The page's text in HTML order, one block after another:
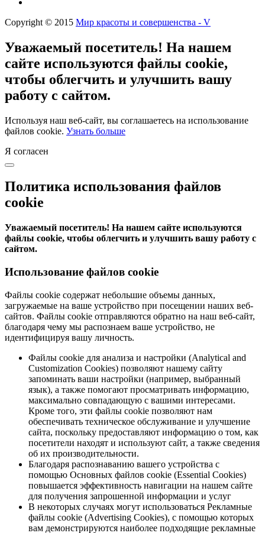
Copyright © 2015 Мир красоты и совершенства - V
Уважаемый посетитель! На нашем
сайте используются файлы cookie,
чтобы облегчить и улучшить вашу
работу с сайтом.
Используя наш веб-сайт, вы соглашаетесь на использование
файлов cookie. Узнать больше
Я согласен
Политика использования файлов
cookie
Уважаемый посетитель! На нашем сайте используются
файлы cookie, чтобы облегчить и улучшить вашу работу с
сайтом.
Использование файлов cookie
Файлы cookie содержат небольшие объемы данных,
загружаемые на ваше устройство при посещении наших веб-
сайтов. Файлы cookie отправляются обратно на наш веб-сайт,
благодаря чему мы распознаем ваше устройство, не
идентифицируя вашу личность.
Файлы cookie для анализа и настройки (Analytical and
Customization Cookies) позволяют нашему сайту
запоминать ваши настройки (например, выбранный
язык), а также помогают просматривать информацию,
максимально совпадающую с вашими интересами.
Кроме того, эти файлы cookie позволяют нам
обеспечивать техническое обслуживание и улучшение
сайта, поскольку предоставляют информацию о том, как
посетители находят и используют сайт, а также сведения
об их производительности.
Благодаря распознаванию вашего устройства с
помощью Основных файлов cookie (Essential Cookies)
повышается эффективность навигации на нашем сайте
для получения запрошенной информации и услуг
В некоторых случаях могут использоваться Рекламные
файлы cookie (Advertising Cookies), с помощью которых
вам демонстрируются наиболее подходящие рекламные